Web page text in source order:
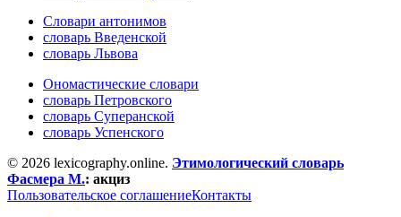
Словари антонимов
словарь Введенской
словарь Львова
Ономастические словари
словарь Петровского
словарь Суперанской
словарь Успенского
© 2026 lexicography.online. Этимологический словарь
Фасмера М.: акциз
Пользовательское соглашениеКонтакты